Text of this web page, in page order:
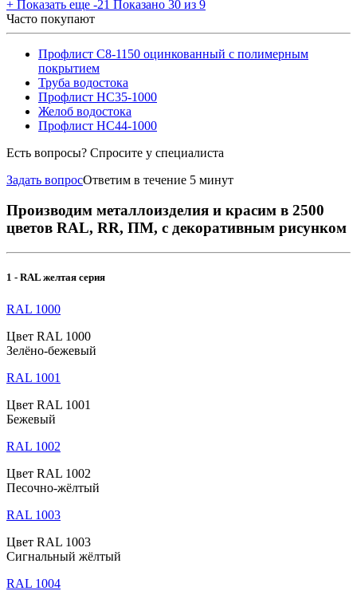
+ Показать еще -21 Показано 30 из 9
Часто покупают
Профлист С8-1150 оцинкованный с полимерным
покрытием
Труба водостока
Профлист НС35-1000
Желоб водостока
Профлист НС44-1000
Есть вопросы? Спросите у специалиста
Задать вопросОтветим в течение 5 минут
Производим металлоизделия и красим в 2500
цветов RAL, RR, ПМ, с декоративным рисунком
1 - RAL желтая серия
RAL 1000
Цвет RAL 1000
Зелёно-бежевый
RAL 1001
Цвет RAL 1001
Бежевый
RAL 1002
Цвет RAL 1002
Песочно-жёлтый
RAL 1003
Цвет RAL 1003
Сигнальный жёлтый
RAL 1004